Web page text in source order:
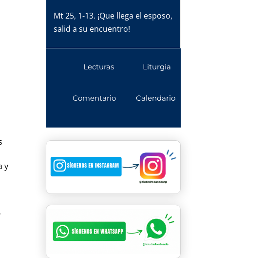
y
Mt 25, 1-13. ¡Que llega el esposo,
salid a su encuentro!
Lecturas
Comentario
Liturgia
Calendario